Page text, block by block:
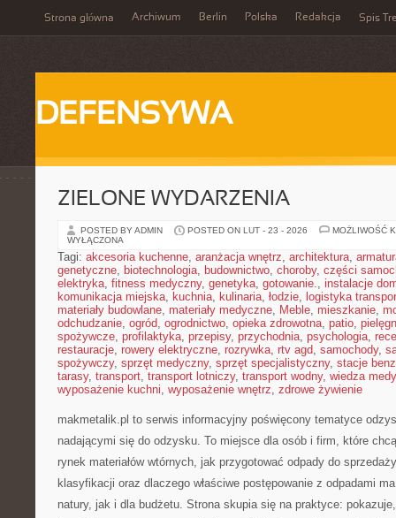
Strona główna Archiwum Berlin Polska Redakcja Spis
DEFENSYWA
ZIELONE WYDARZENIA
POSTED BY ADMIN POSTED ON LUT - 23 - 2026
MOŻLIWOŚĆ
WYŁĄCZONA
Tagi: akcesoria kuchenne, aranżacja wnętrz, architektura,
genetyczne, biotechnologia, budownictwo, choroby, części
elektryka, fitness medyczny, genetyka, gotowanie., instalacje
komunikacja miejska, kuchnia, kulinaria, łodzie, logistyka
materiały budowlane, materiały medyczne, Meble, mieszkanie,
odchudzanie, ogród, ogrodnictwo, opieka zdrowotna, patio,
spożywcze, profilaktyka, przepisy, przychodnia, psychologia,
restauracje, rowery elektryczne, rozrywka, rtv agd, samochody,
spożywczy, sprzęt medyczny, sprzęt specjalistyczny, stacje
tarasy, transport, transport lotniczy, transport wodny, wiedza
wyposażenie kuchni, wyposażenie wnętrz, zdrowe żywienie
makmetalik.pl to serwis informacyjny poświęcony tematyce
nadającymi się do odzysku. To miejsce dla osób i firm, które
rynek materiałów wtórnych, jak przygotować odpady do
klasyfikacji oraz dlaczego właściwe postępowanie z odpadami
natury, jak i dla budżetu. Strona skupia się na praktyce: